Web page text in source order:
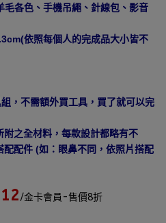
各色、手機吊繩、針線包、影音
依照每個人的完成品大小皆不
，不需額外買工具，買了就可以完
之全材料，每款設計都略有不
配配件 (如：眼鼻不同，依照片搭配
/金卡會員-售價8折